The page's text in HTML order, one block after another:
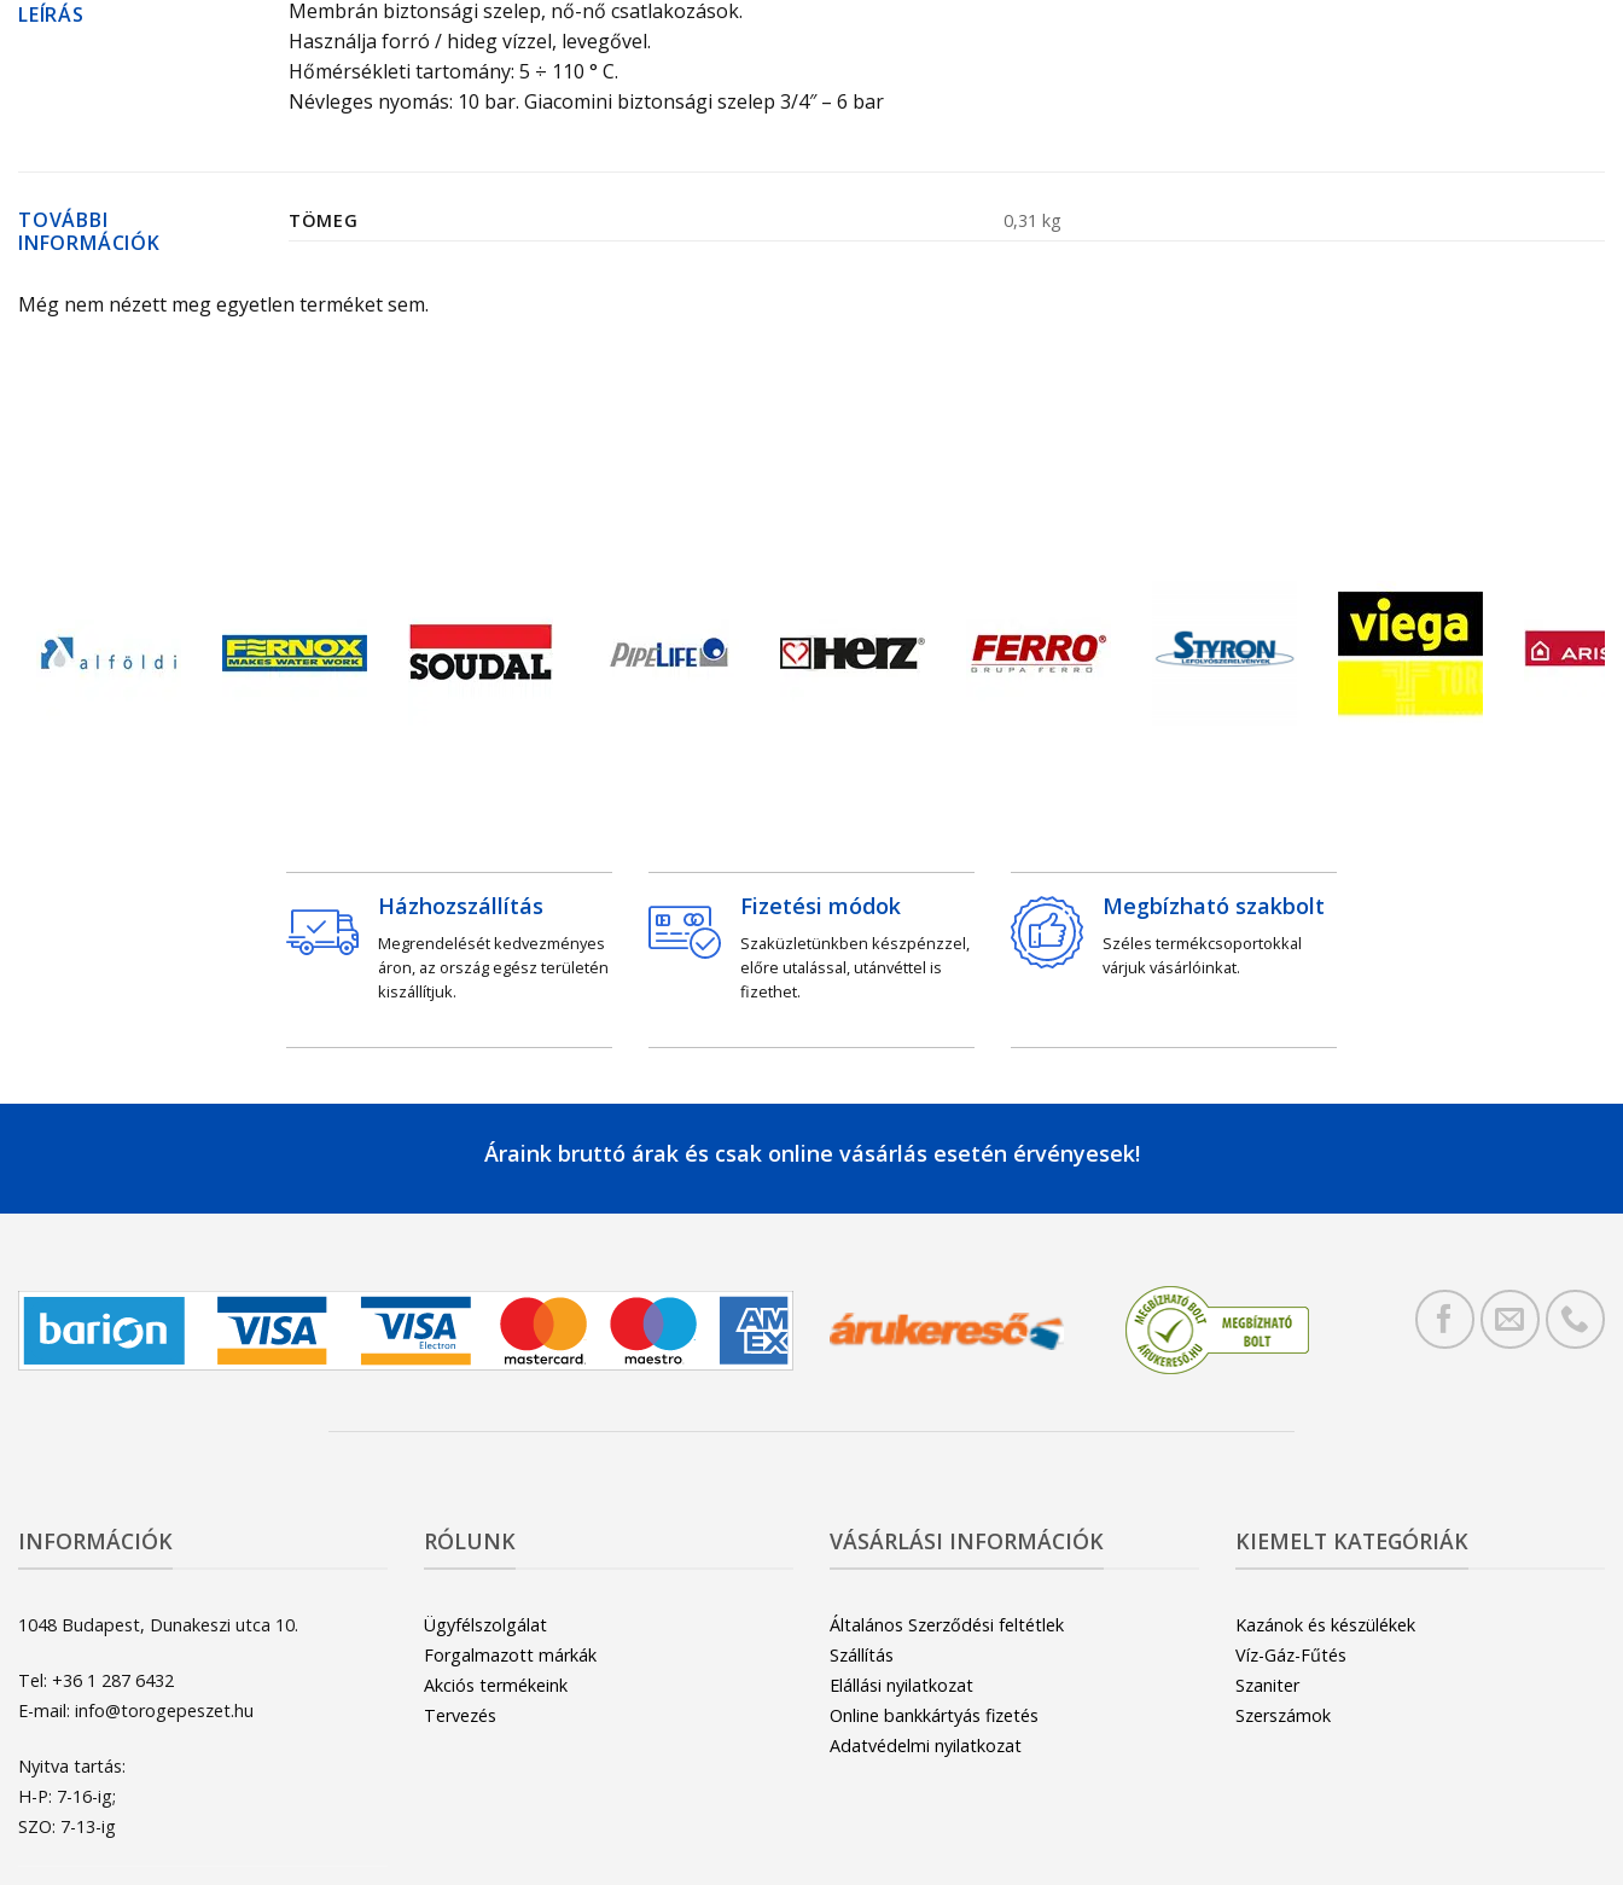
LEÍRÁS
Membrán biztonsági szelep, nő-nő csatlakozások.
Használja forró / hideg vízzel, levegővel.
Hőmérsékleti tartomány: 5 ÷ 110 ° C.
Névleges nyomás: 10 bar. Giacomini biztonsági szelep 3/4″ – 6 bar
TOVÁBBI
INFORMÁCIÓK
TÖMEG 0,31 kg
Még nem nézett meg egyetlen terméket sem.
Házhozszállítás
Megrendelését kedvezményes
áron, az ország egész területén
kiszállítjuk.
Fizetési módok
Szaküzletünkben készpénzzel,
előre utalással, utánvéttel is
fizethet.
Megbízható szakbolt
Széles termékcsoportokkal
várjuk vásárlóinkat.
Áraink bruttó árak és csak online vásárlás esetén érvényesek!
INFORMÁCIÓK
1048 Budapest, Dunakeszi utca 10.
Tel: +36 1 287 6432
E-mail: info@torogepeszet.hu
Nyitva tartás:
H-P: 7-16-ig;
SZO: 7-13-ig
RÓLUNK
Ügyfélszolgálat
Forgalmazott márkák
Akciós termékeink
Tervezés
VÁSÁRLÁSI INFORMÁCIÓK
Általános Szerződési feltétlek
Szállítás
Elállási nyilatkozat
Online bankkártyás fizetés
Adatvédelmi nyilatkozat
KIEMELT KATEGÓRIÁK
Kazánok és készülékek
Víz-Gáz-Fűtés
Szaniter
Szerszámok